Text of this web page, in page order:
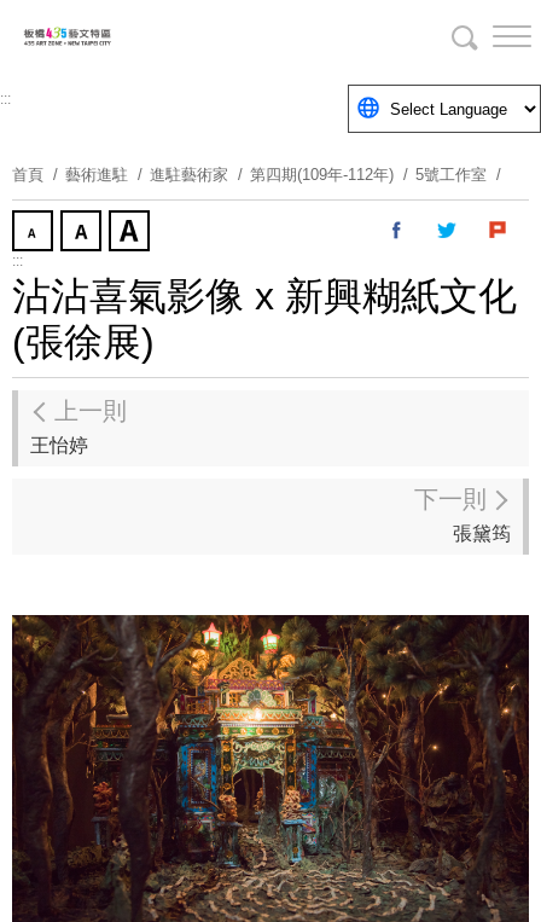
要
塊
:::
首頁 藝術進駐 進駐藝術家 第四期(109年-112年) 5號工作室
:::
沾沾喜氣影像 x 新興糊紙文化
(張徐展)
上一則
王怡婷
下一則
張黛筠